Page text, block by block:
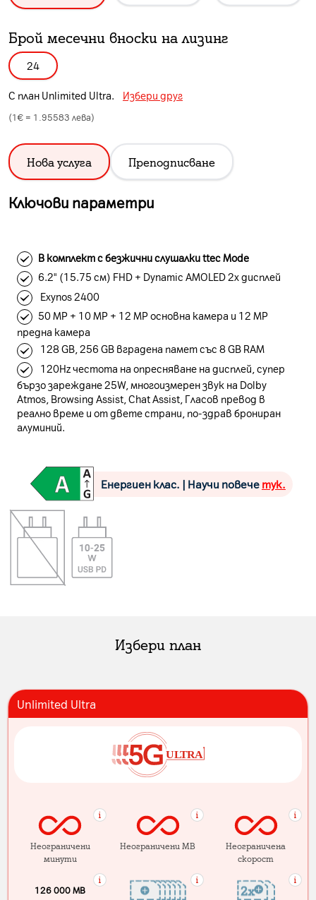
Брой месечни вноски на лизинг
24
С план Unlimited Ultra. Избери друг
(1€ = 1.95583 лева)
Нова услуга Преподписване
Ключови параметри
В комплект с безжични слушалки ttec Mode
6.2" (15.75 см) FHD + Dynamic AMOLED 2x дисплей
Exynos 2400
50 MP + 10 MP + 12 MP основна камера и 12 MP
предна камера
128 GB, 256 GB вградена памет със 8 GB RAM
120Hz честота на опресняване на дисплей, супер
бързо зареждане 25W, многоизмерен звук на Dolby
Atmos, Browsing Assist, Chat Assist, Гласов превод в
реално време и от двете страни, по-здрав брониран
алуминий.
Енергиен клас. | Научи повече тук.
Избери план
Unlimited Ultra
Неограничени
минути
Неограничени MB
Неограничена
скорост
126 000 MB